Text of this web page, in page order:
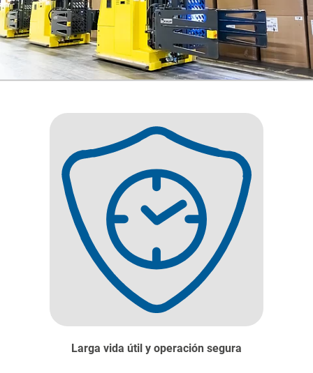
Larga vida útil y operación segura